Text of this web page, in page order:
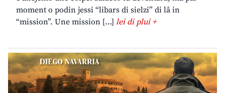
moment o podin jessi “libars di sielzi” di lâ in
“mission”. Une mission […] lei di plui +